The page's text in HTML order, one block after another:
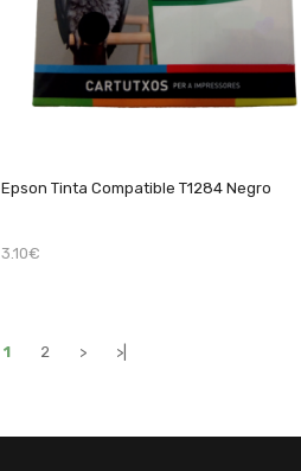
Epson Tinta Compatible T1284 Negro
3.10€
1 2 > >|